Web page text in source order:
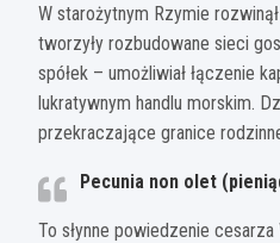
W starożytnym Rzymie
tworzyły rozbudowane sieci
spółek – umożliwiał łączenie
lukratywnym handlu morskim.
przekraczające granice
Pecunia non olet
To słynne powiedzenie